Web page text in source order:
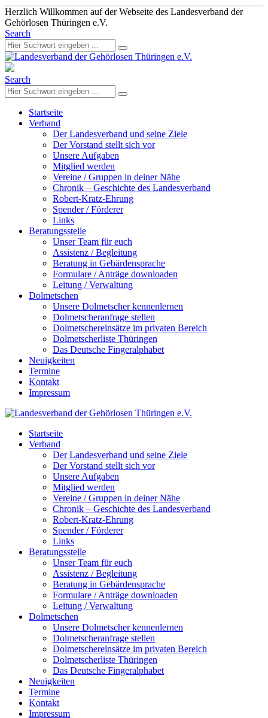
Herzlich Willkommen auf der Webseite des Landesverband der
Gehörlosen Thüringen e.V.
Search
Search
Startseite
Verband
Der Landesverband und seine Ziele
Der Vorstand stellt sich vor
Unsere Aufgaben
Mitglied werden
Vereine / Gruppen in deiner Nähe
Chronik – Geschichte des Landesverband
Robert-Kratz-Ehrung
Spender / Förderer
Links
Beratungsstelle
Unser Team für euch
Assistenz / Begleitung
Beratung in Gebärdensprache
Formulare / Anträge downloaden
Leitung / Verwaltung
Dolmetschen
Unsere Dolmetscher kennenlernen
Dolmetscheranfrage stellen
Dolmetschereinsätze im privaten Bereich
Dolmetscherliste Thüringen
Das Deutsche Fingeralphabet
Neuigkeiten
Termine
Kontakt
Impressum
Startseite
Verband
Der Landesverband und seine Ziele
Der Vorstand stellt sich vor
Unsere Aufgaben
Mitglied werden
Vereine / Gruppen in deiner Nähe
Chronik – Geschichte des Landesverband
Robert-Kratz-Ehrung
Spender / Förderer
Links
Beratungsstelle
Unser Team für euch
Assistenz / Begleitung
Beratung in Gebärdensprache
Formulare / Anträge downloaden
Leitung / Verwaltung
Dolmetschen
Unsere Dolmetscher kennenlernen
Dolmetscheranfrage stellen
Dolmetschereinsätze im privaten Bereich
Dolmetscherliste Thüringen
Das Deutsche Fingeralphabet
Neuigkeiten
Termine
Kontakt
Impressum